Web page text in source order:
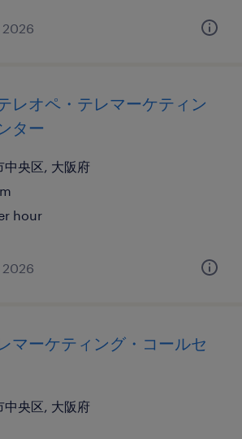
レオペ・テレマーケティン
ター
中央区, 大阪府
hour
マーケティング・コールセ
中央区, 大阪府